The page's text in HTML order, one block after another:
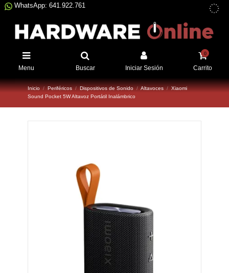
WhatsApp: 641.922.761
Menu Buscar Iniciar Sesión
0
Carrito
Inicio Periféricos Dispositivos de Sonido Altavoces
Xiaomi
Sound Pocket 5W Altavoz Portátil Inalámbrico